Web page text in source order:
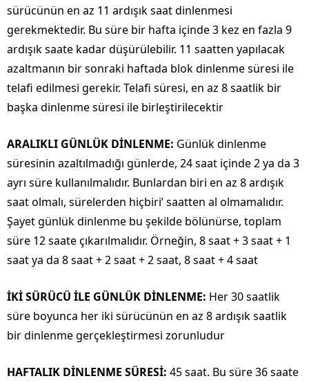
sürücünün en az 11 ardışık saat dinlenmesi
gerekmektedir. Bu süre bir hafta içinde 3 kez en fazla 9
ardışık saate kadar düşürülebilir. 11 saatten yapılacak
azaltmanın bir sonraki haftada blok dinlenme süresi ile
telafi edilmesi gerekir. Telafi süresi, en az 8 saatlik bir
başka dinlenme süresi ile birleştirilecektir
ARALIKLI GÜNLÜK DİNLENME: Günlük dinlenme
süresinin azaltılmadığı günlerde, 24 saat içinde 2 ya da 3
ayrı süre kullanılmalıdır. Bunlardan biri en az 8 ardışık
saat olmalı, sürelerden hiçbiri’ saatten al olmamalıdır.
Şayet günlük dinlenme bu şekilde bölünürse, toplam
süre 12 saate çıkarılmalıdır. Örneğin, 8 saat + 3 saat + 1
saat ya da 8 saat + 2 saat + 2 saat, 8 saat + 4 saat
İKİ SÜRÜCÜ İLE GÜNLÜK DİNLENME: Her 30 saatlik
süre boyunca her iki sürücünün en az 8 ardışık saatlik
bir dinlenme gerçekleştirmesi zorunludur
HAFTALIK DİNLENME SÜRESİ: 45 saat. Bu süre 36 saate